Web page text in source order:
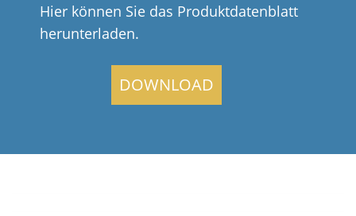
Hier können Sie das Produktdatenblatt
herunterladen.
DOWNLOAD